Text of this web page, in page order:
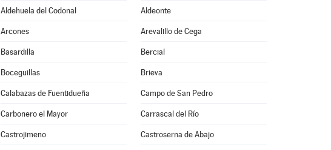
Aldehuela del Codonal Aldeonte
Arcones Arevalillo de Cega
Basardilla Bercial
Boceguillas Brieva
Calabazas de Fuentidueña Campo de San Pedro
Carbonero el Mayor Carrascal del Río
Castrojimeno Castroserna de Abajo